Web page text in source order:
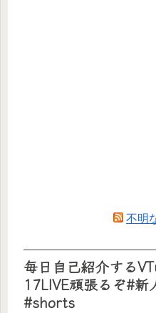
不明
毎日自己紹介する
17LIVE頑張るぞ#
#shorts